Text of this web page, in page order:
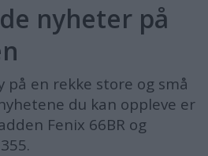
nyheter på
på en rekke store og små
du kan oppleve er
Fenix 66BR og